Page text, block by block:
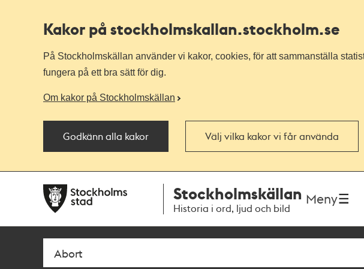
Kakor på stockholmskallan.stockholm.se
På Stockholmskällan använder vi kakor, cookies, för att sammanställa
fungera på ett bra sätt för dig.
Om kakor på Stockholmskällan
Godkänn alla kakor Välj vilka kakor vi får använda
navigationen
huvudinnehållet
Stockholmskällan
Historia i ord, ljud och bild
Meny
Sök